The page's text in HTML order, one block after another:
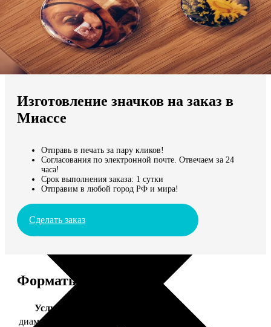
Мы доставляем по всему миру
Продолжить без города
Изготовление значков на заказ в
Миассе
Отправь в печать за пару кликов!
Согласования по электронной почте. Отвечаем за 24
часа!
Срок выполнения заказа: 1 сутки
Отправим в любой город РФ и мира!
Сделать заказ
Форматы и цены
Услуга
диаметр 37 мм